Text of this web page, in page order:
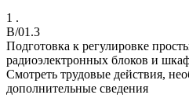
1 .
B/01.3
Подготовка к регулировке
радиоэлектронных блоков и
Смотреть трудовые действия,
дополнительные сведения